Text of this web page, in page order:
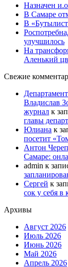
Назначен
В Самаре
В
улучшилось
На
Аленький
Свежие
Владислав
журнал к
главы
Юлиана к
посетит
Антон
Самаре:
admin к
Сергей к
сок у себя в
Архивы
Август 2026
Июль 2026
Июнь 2026
Май 2026
Апрель 2026